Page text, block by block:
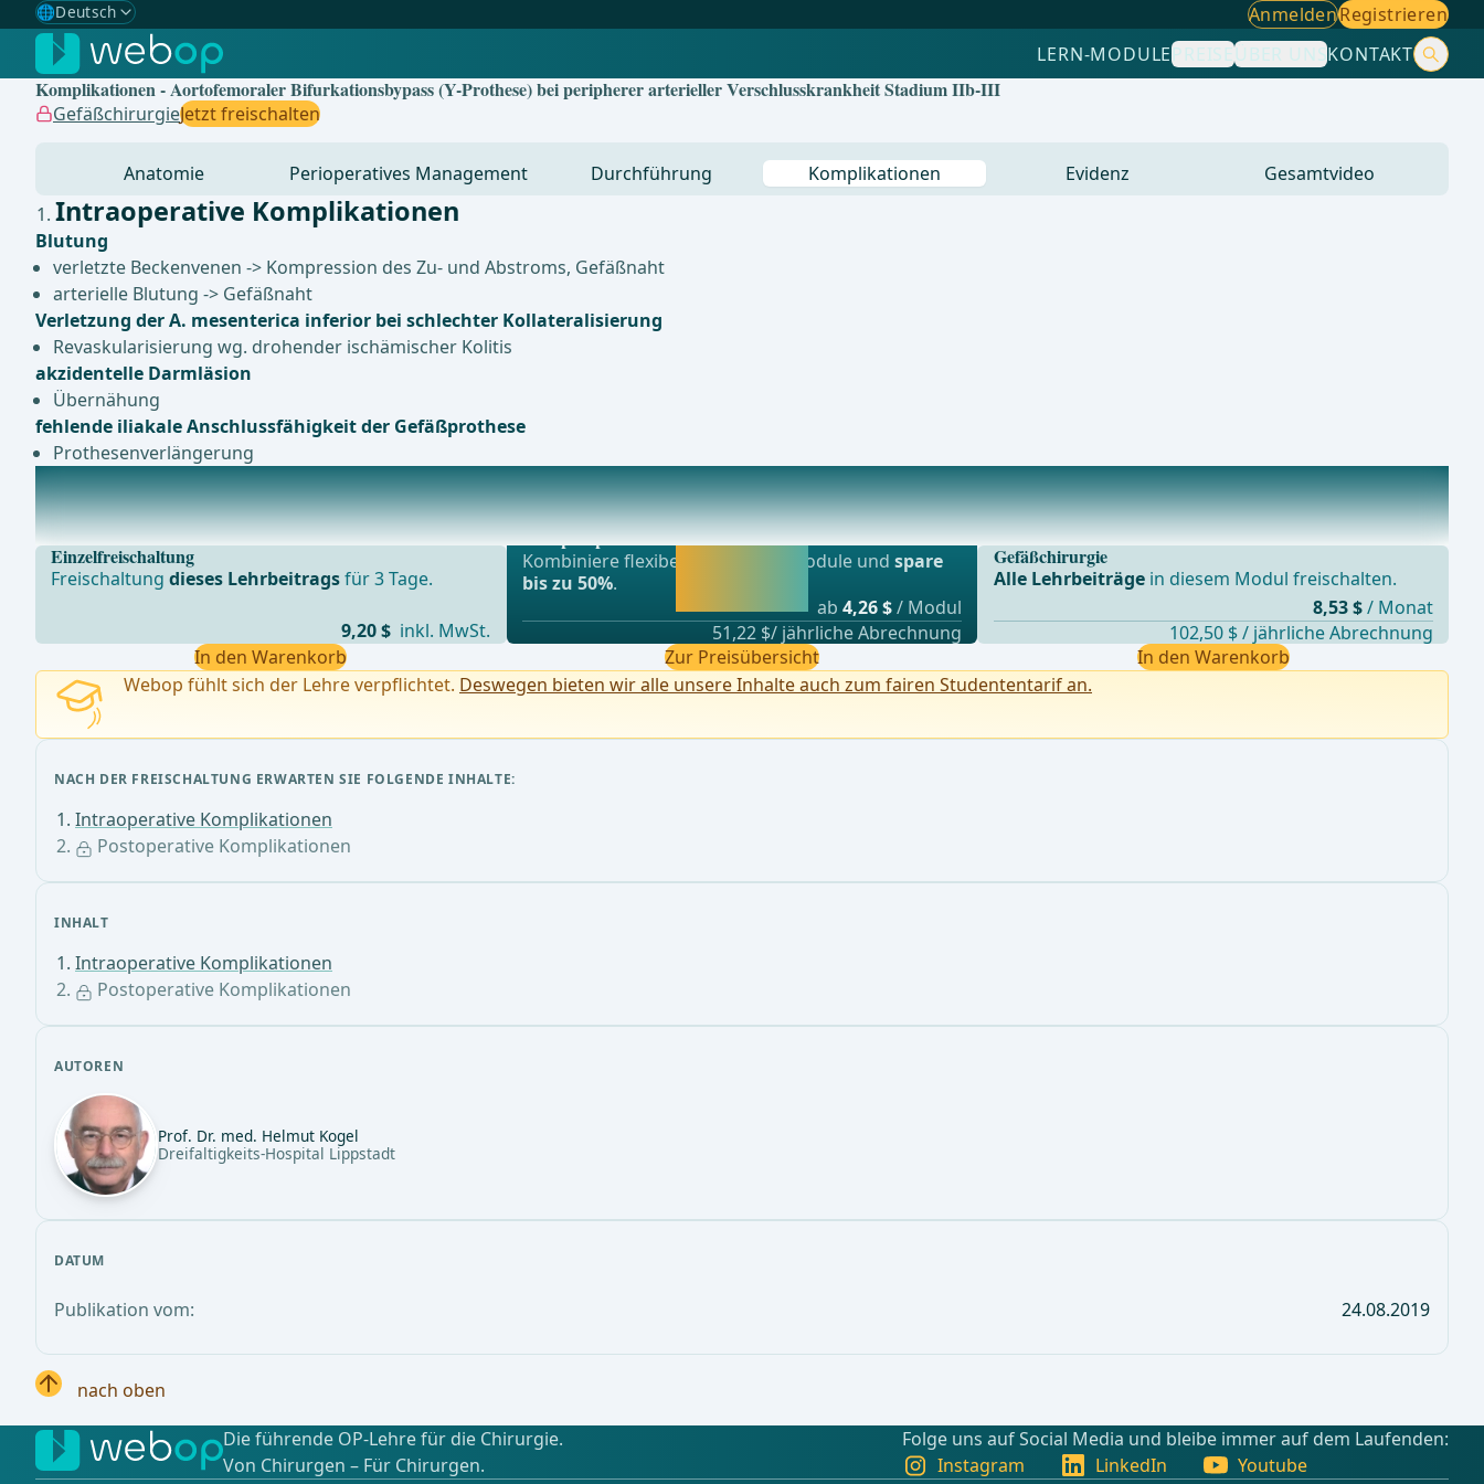
🌐Deutsch
Gewählte Sprache: Deutsch
🇩🇪 Deutsch ✓
🇬🇧English
AnmeldenRegistrieren
LERN-MODULEPREISEÜBER UNSKONTAKT
Komplikationen - Aortofemoraler Bifurkationsbypass (Y-Prothese) bei peripherer arterieller Verschlusskrankheit Stadium IIb-III
GefäßchirurgieJetzt freischalten
Anatomie Perioperatives Management Durchführung Komplikationen Evidenz Gesamtvideo
INHALT
Intraoperative Komplikationen
Postoperative Komplikationen
AUTOREN
Prof. Dr. med. Helmut Kogel
Dreifaltigkeits-Hospital Lippstadt
DATUM
Publikation vom: 24.08.2019
Intraoperative Komplikationen
Blutung
verletzte Beckenvenen -> Kompression des Zu- und Abstroms, Gefäßnaht
arterielle Blutung -> Gefäßnaht
Verletzung der A. mesenterica inferior bei schlechter Kollateralisierung
Revaskularisierung wg. drohender ischämischer Kolitis
akzidentelle Darmläsion
Übernähung
fehlende iliakale Anschlussfähigkeit der Gefäßprothese
Prothesenverlängerung
Postoperative Komplikationen
1. Frühverlauf (≤ 30 Tage postoperativ)Nachblutung, HämatomUrsachen: technische Fehler wie z. B. Na
Einzelfreischaltung
Freischaltungdieses Lehrbeitragsfür 3 Tage.
9,20 $ inkl. MwSt.
In den Warenkorb
Beliebtestes Angebot
webop - Sparflex
Kombiniere flexibel unsere Lernmodule undspare
bis zu 50%.
ab 4,26 $/ Modul
51,22 $/ jährliche Abrechnung
Zur Preisübersicht
Gefäßchirurgie
Alle Lehrbeiträgein diesem Modul freischalten.
8,53 $ / Monat
102,50 $ / jährliche Abrechnung
In den Warenkorb
Webop fühlt sich der Lehre verpflichtet. Deswegen bieten wir alle unsere Inhalte auch zum fairen Studententarif an.
NACH DER FREISCHALTUNG ERWARTEN SIE FOLGENDE INHALTE:
Intraoperative Komplikationen
Postoperative Komplikationen
nach oben
Die führende OP-Lehre für die Chirurgie.
Von Chirurgen – Für Chirurgen.
Folge uns auf Social Media und bleibe immer auf dem Laufenden:
Instagram
LinkedIn
Youtube